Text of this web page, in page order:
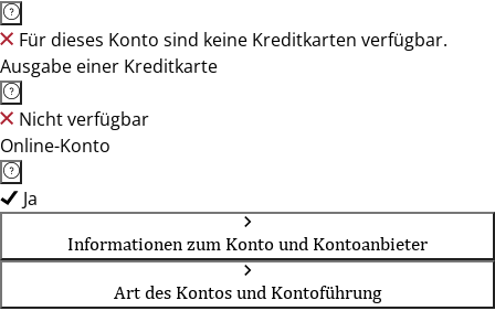
Für dieses Konto sind keine Kreditkarten verfügbar.
Ausgabe einer Kreditkarte
Nicht verfügbar
Online-Konto
Ja
Informationen zum Konto und Kontoanbieter
Art des Kontos und Kontoführung